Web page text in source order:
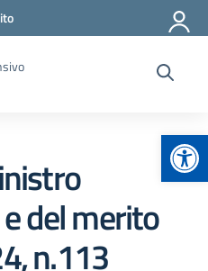
del merito
n.113